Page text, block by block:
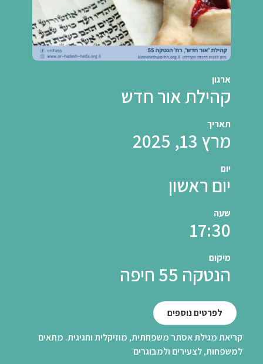
ארגון
קהילת אור חדש
תאריך
מרץ 13, 2025
יום
יום ראשון
שעה
17:30
מיקום
הנטקה 55 חיפה
לפרטים נוספים
קריאת מגילת אסתר משפחתית, מוזיקלית וחגיגית. מתאים
למשפחות, לצעירים ולמבוגרים